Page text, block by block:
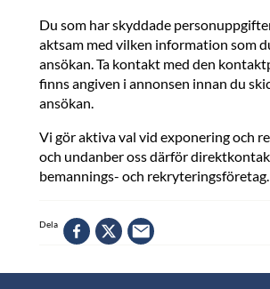
Du som har skyddade
aktsam med vilken information som
ansökan. Ta kontakt med den
finns angiven i annonsen innan du
ansökan.
Vi gör aktiva val vid exponering och
och undanber oss därför
bemannings- och rekryteringsföretag.
Dela